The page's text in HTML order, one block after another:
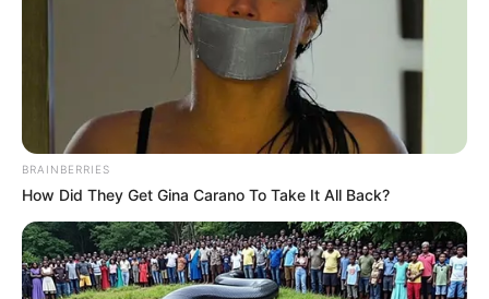
BRAINBERRIES
How Did They Get Gina Carano To Take It All Back?